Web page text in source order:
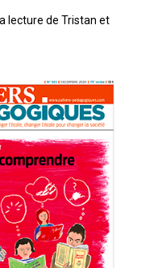
lecture de Tristan et